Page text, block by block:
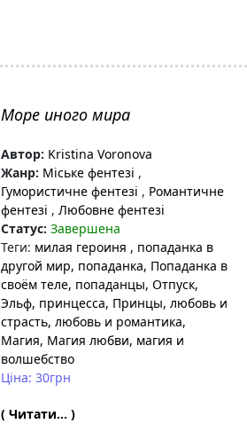
Море иного мира
Автор: Kristina Voronova
Жанр: Міське фентезі ,
Гумористичне фентезі , Романтичне
фентезі , Любовне фентезі
Статус: Завершена
Теги: милая героиня , попаданка в
другой мир, попаданка, Попаданка в
своём теле, попаданцы, Отпуск,
Эльф, принцесса, Принцы, любовь и
страсть, любовь и романтика,
Магия, Магия любви, магия и
волшебство
Ціна: 30грн
( Читати... )